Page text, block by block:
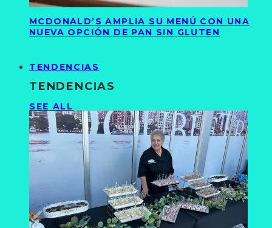
MCDONALD’S AMPLIA SU MENÚ CON UNA
NUEVA OPCIÓN DE PAN SIN GLUTEN
TENDENCIAS
TENDENCIAS
SEE ALL